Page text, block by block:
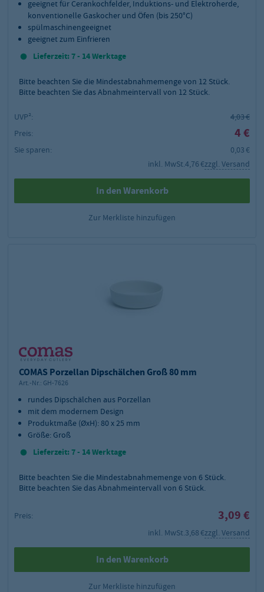
geeignet für Cerankochfelder, Induktions- und Elektroherde,
konventionelle Gaskocher und Öfen (bis 250°C)
spülmaschinengeeignet
geeignet zum Einfrieren
Lieferzeit: 7 - 14 Werktage
Bitte beachten Sie die Mindestabnahmemenge von 12 Stück.
Bitte beachten Sie das Abnahmeintervall von 12 Stück.
UVP²:
4,03 €
Preis:
4 €
Sie sparen:
0,03 €
inkl. MwSt.4,76 €zzgl. Versand
In den Warenkorb
Zur Merkliste hinzufügen
COMAS Porzellan Dipschälchen Groß 80 mm
Art.-Nr.: GH-7626
rundes Dipschälchen aus Porzellan
mit dem modernem Design
Produktmaße (ØxH): 80 x 25 mm
Größe: Groß
Lieferzeit: 7 - 14 Werktage
Bitte beachten Sie die Mindestabnahmemenge von 6 Stück.
Bitte beachten Sie das Abnahmeintervall von 6 Stück.
Preis: 3,09 €
inkl. MwSt.3,68 €zzgl. Versand
In den Warenkorb
Zur Merkliste hinzufügen